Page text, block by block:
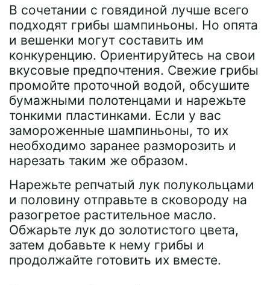
В сочетании с говядиной лучше всего
подходят грибы шампиньоны. Но опята
и вешенки могут составить им
конкуренцию. Ориентируйтесь на свои
вкусовые предпочтения. Свежие грибы
промойте проточной водой, обсушите
бумажными полотенцами и нарежьте
тонкими пластинками. Если у вас
замороженные шампиньоны, то их
необходимо заранее разморозить и
нарезать таким же образом.
Нарежьте репчатый лук полукольцами
и половину отправьте в сковороду на
разогретое растительное масло.
Обжарьте лук до золотистого цвета,
затем добавьте к нему грибы и
продолжайте готовить их вместе.